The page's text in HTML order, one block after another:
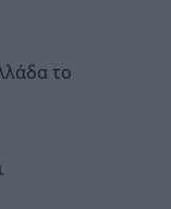
το